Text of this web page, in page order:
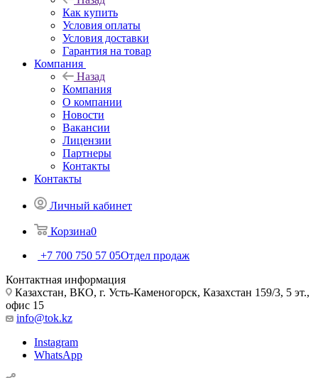
Как купить
Условия оплаты
Условия доставки
Гарантия на товар
Компания
Назад
Компания
О компании
Новости
Вакансии
Лицензии
Партнеры
Контакты
Контакты
Личный кабинет
Корзина0
+7 700 750 57 05Отдел продаж
Контактная информация
Казахстан, ВКО, г. Усть-Каменогорск, Казахстан 159/3, 5 эт.,
офис 15
info@tok.kz
Instagram
WhatsApp